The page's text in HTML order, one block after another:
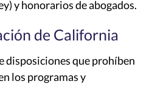
y honorarios de abogados.
de California
disposiciones que prohíben
los programas y